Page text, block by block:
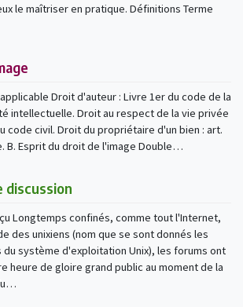
le maîtriser en pratique. Définitions Terme
Droit d'auteur : Livre 1er du code de la
intellectuelle. Droit au respect de la vie privée
code civil. Droit du propriétaire d'un bien : art.
B. Esprit du droit de l'image Double…
discussion
Longtemps confinés, comme tout l'Internet,
des unixiens (nom que se sont donnés les
du système d'exploitation Unix), les forums ont
heure de gloire grand public au moment de la